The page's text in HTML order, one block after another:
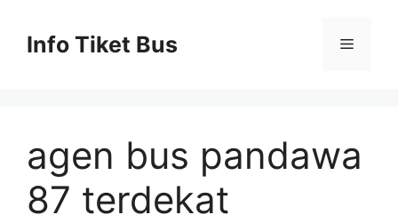
contentInfo Tiket Bus Menu
agen bus pandawa
87 terdekat